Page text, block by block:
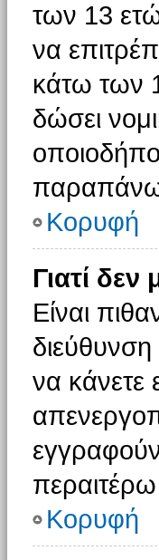
των 13
να
κάτω των
δώσει
Κορυφή
Γιατί
Είναι
να κάνετε
Κορυφή